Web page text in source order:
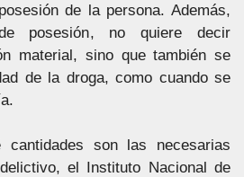
de la persona. Además,
posesión, no quiere decir
material, sino que también se
de la droga, como cuando se
cantidades son las necesarias
el Instituto Nacional de